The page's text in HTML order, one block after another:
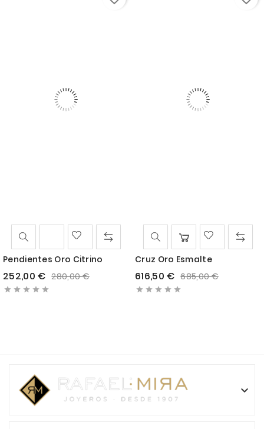
Pendientes Oro Citrino
252,00 € 280,00 €
    
Cruz Oro Esmalte
616,50 € 685,00 €
    
